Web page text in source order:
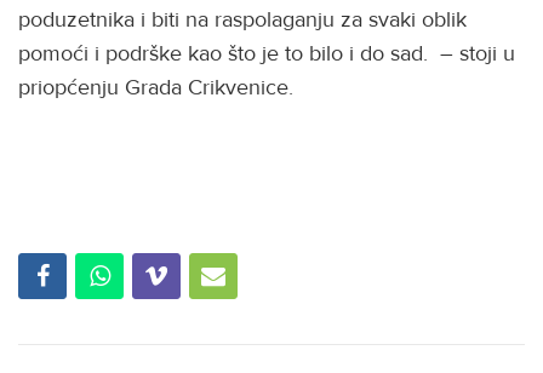
poduzetnika i biti na raspolaganju za svaki oblik
pomoći i podrške kao što je to bilo i do sad. – stoji u
priopćenju Grada Crikvenice.